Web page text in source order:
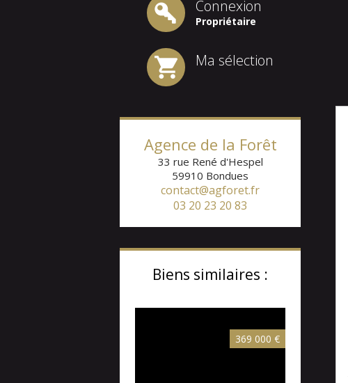
Connexion
Propriétaire
Ma sélection
Agence de la Forêt
33 rue René d'Hespel
59910 Bondues
contact@agforet.fr
03 20 23 20 83
Biens similaires :
369 000 €